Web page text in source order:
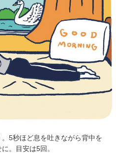
5秒ほど息を吐きながら背中を
。目安は5回。